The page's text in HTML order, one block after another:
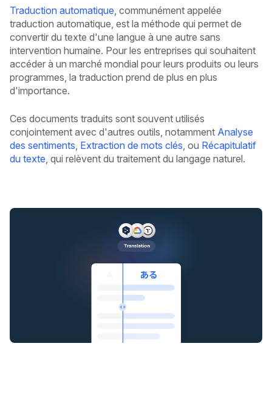
Traduction automatique , communément appelée
traduction automatique, est la méthode qui permet de
convertir du texte d'une langue à une autre sans
intervention humaine. Pour les entreprises qui souhaitent
accéder à un marché mondial pour leurs produits ou leurs
programmes, la traduction prend de plus en plus
d'importance.
Ces documents traduits sont souvent utilisés
conjointement avec d'autres outils, notamment Analyse
des sentiments Extraction de mots clés , ou Récapitulatif
du texte , qui relèvent du traitement du langage naturel.